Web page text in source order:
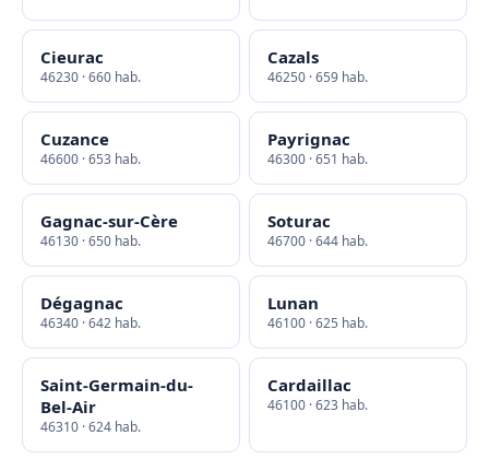
Cieurac
46230 · 660 hab.
Cazals
46250 · 659 hab.
Cuzance
46600 · 653 hab.
Payrignac
46300 · 651 hab.
Gagnac-sur-Cère
46130 · 650 hab.
Soturac
46700 · 644 hab.
Dégagnac
46340 · 642 hab.
Lunan
46100 · 625 hab.
Saint-Germain-du-
Bel-Air
46310 · 624 hab.
Cardaillac
46100 · 623 hab.